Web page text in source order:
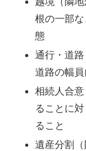
根の一部
態
通行・道
道路の幅
相続人合
ることに
ること
遺産分割